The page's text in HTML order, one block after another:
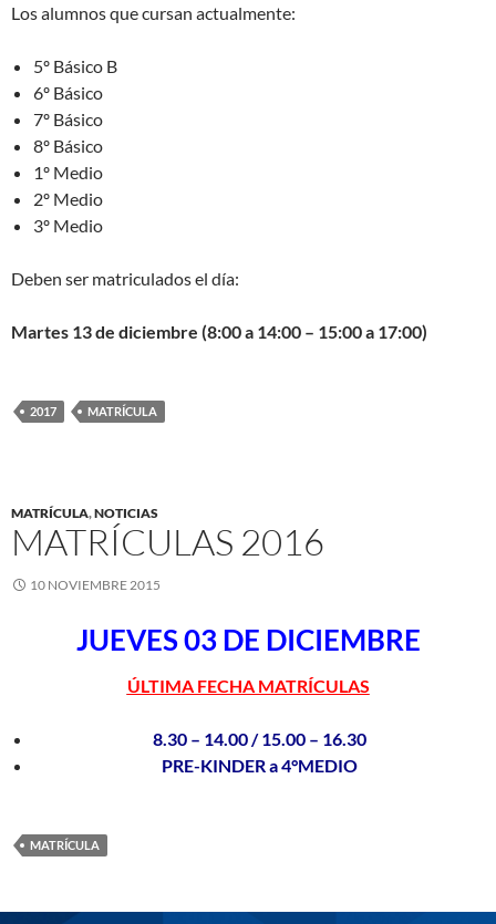
Los alumnos que cursan actualmente:
5º Básico B
6º Básico
7º Básico
8º Básico
1º Medio
2º Medio
3º Medio
Deben ser matriculados el día:
Martes 13 de diciembre (8:00 a 14:00 – 15:00 a 17:00)
2017 MATRÍCULA
MATRÍCULA,NOTICIAS
MATRÍCULAS 2016
10 NOVIEMBRE 2015
JUEVES 03 DE DICIEMBRE
ÚLTIMA FECHA MATRÍCULAS
8.30 – 14.00 / 15.00 – 16.30
PRE-KINDER a 4°MEDIO
MATRÍCULA